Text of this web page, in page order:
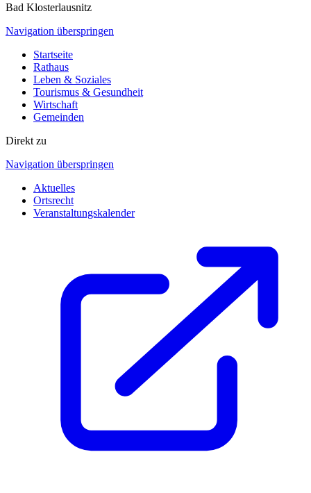
Bad Klosterlausnitz
Navigation überspringen
Startseite
Rathaus
Leben & Soziales
Tourismus & Gesundheit
Wirtschaft
Gemeinden
Direkt zu
Navigation überspringen
Aktuelles
Ortsrecht
Veranstaltungskalender